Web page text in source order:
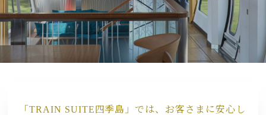
コンセプト
「TRAIN SUITE四季島」では、お客さまに安心し